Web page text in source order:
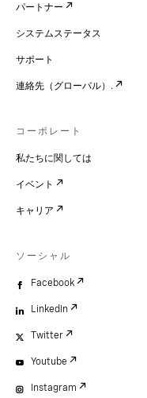
パートナー
システムステータス
サポート
連絡先（グローバル）.
コーポレート
私たちに関しては
イベント
キャリア
ソーシャル
Facebook
LinkedIn
Twitter
Youtube
Instagram